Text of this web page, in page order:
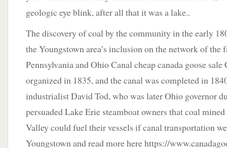
geologic eye blink, after all that it was a lake..
The discovery of coal by the community in the early
the Youngstown area’s inclusion on the network of the
Pennsylvania and Ohio Canal cheap canada goose sale
organized in 1835, and the canal was completed in
industrialist David Tod, who was later Ohio governor
persuaded Lake Erie steamboat owners that coal
Valley could fuel their vessels if canal transportation
Youngstown and read more here https://